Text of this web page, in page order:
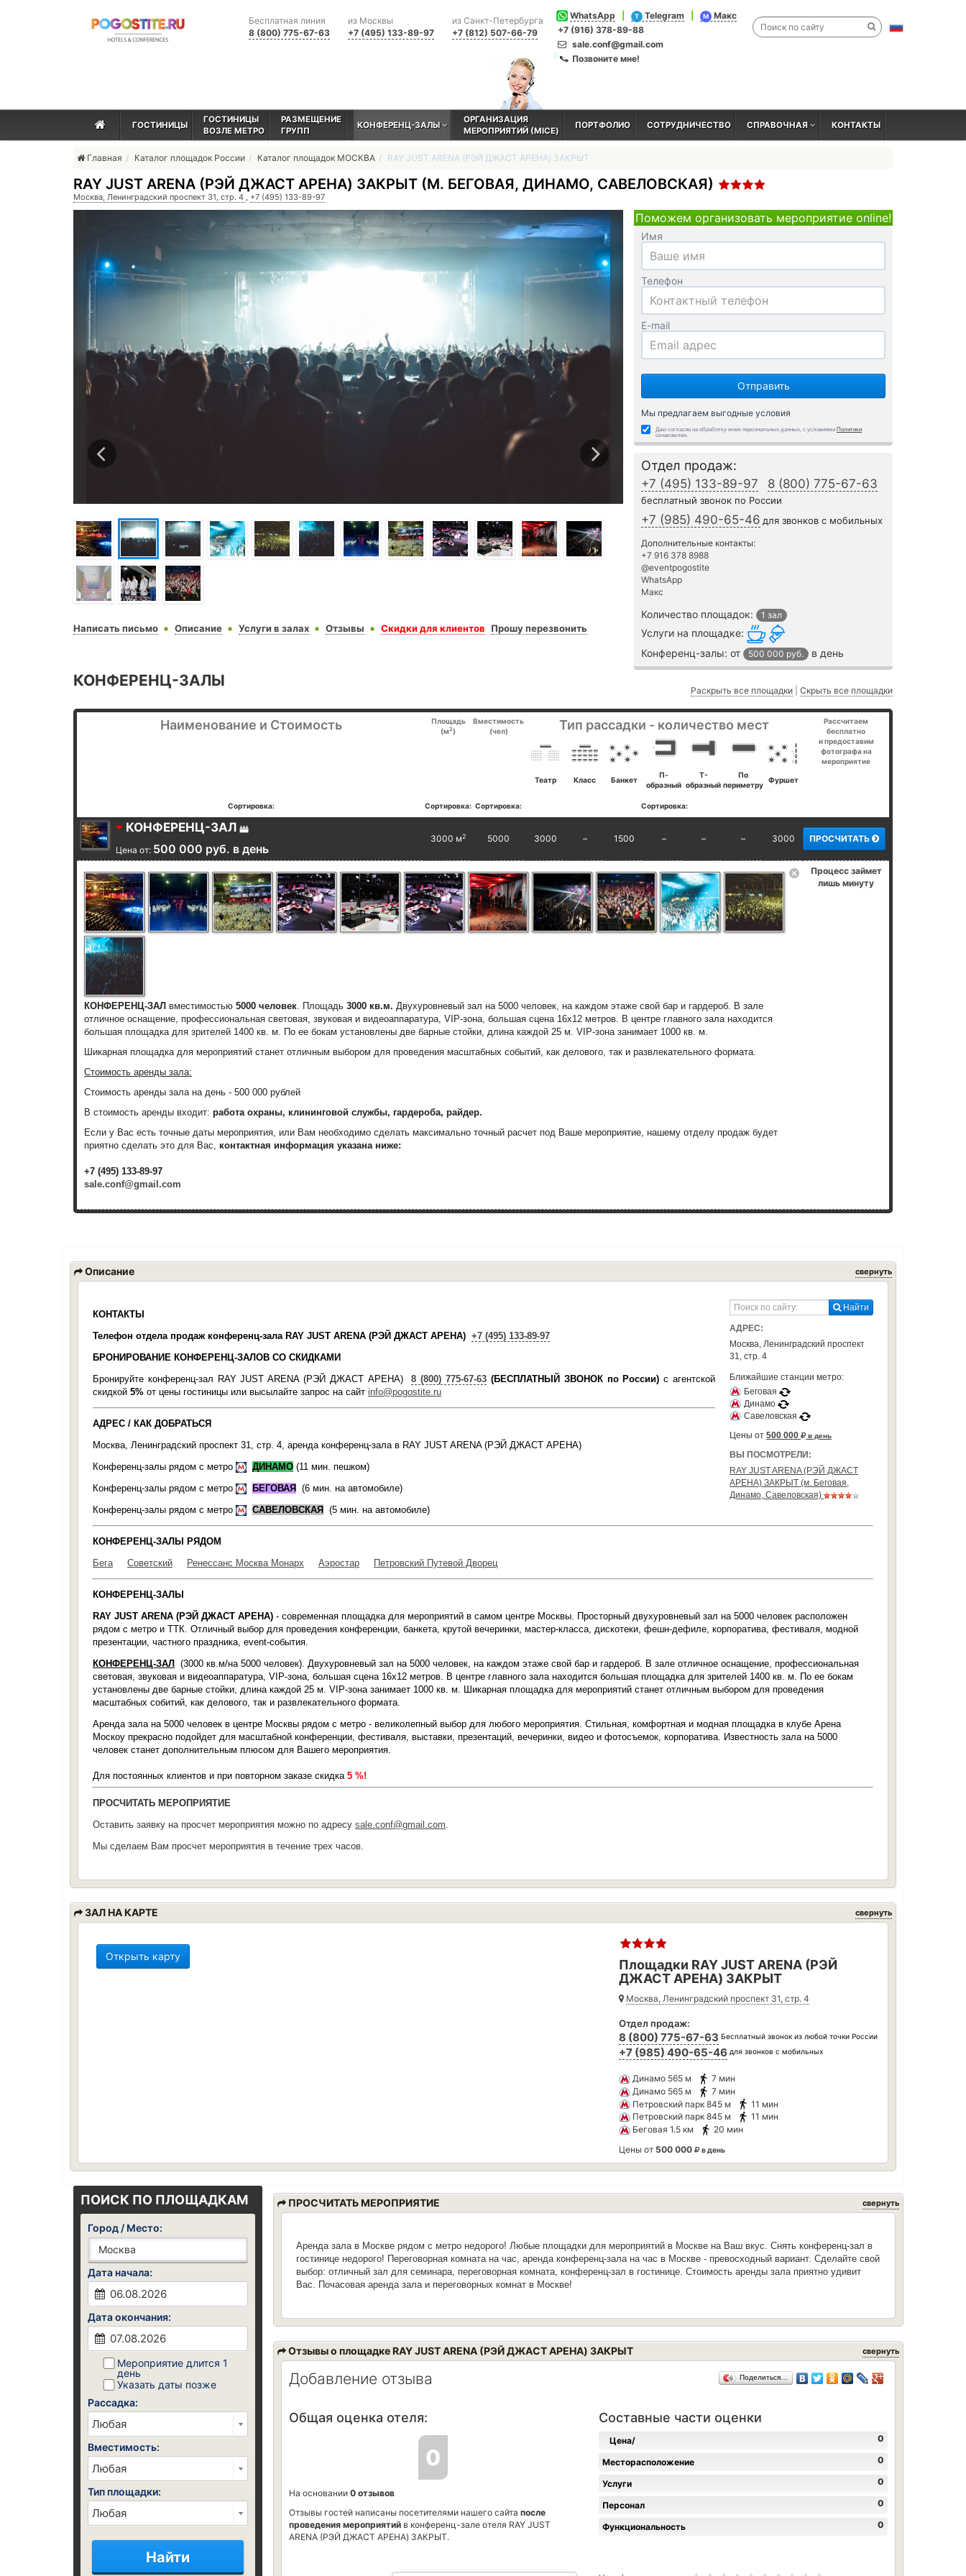
WhatsApp T Telegram M
Макс
+7 (916) 378-89-88
sale.conf@gmail.com
Позвоните мне!
из Санкт-Петербурга
+7 (812) 507-66-79
из Москвы
+7 (495) 133-89-97
Бесплатная линия
8 (800) 775-67-63
ГОСТИНИЦЫ
ГОСТИНИЦЫ
ВОЗЛЕ МЕТРО
РАЗМЕЩЕНИЕ
ГРУПП
КОНФЕРЕНЦ-ЗАЛЫ
ОРГАНИЗАЦИЯ
МЕРОПРИЯТИЙ (MICE)
ПОРТФОЛИО СОТРУДНИЧЕСТВО СПРАВОЧНАЯ КОНТАКТЫ
Главная Каталог площадок России Каталог площадок МОСКВА RAY JUST ARENA (РЭЙ ДЖАСТ АРЕНА) ЗАКРЫТ
RAY JUST ARENA (РЭЙ ДЖАСТ АРЕНА) ЗАКРЫТ (М. БЕГОВАЯ, ДИНАМО, САВЕЛОВСКАЯ)
Москва, Ленинградский проспект 31, стр. 4 , +7 (495) 133-89-97
Написать письмо Описание Услуги в залах Отзывы Скидки для клиентов Прошу перезвонить
Поможем организовать мероприятие online!
Имя
Телефон
E-mail
Мы предлагаем выгодные условия
Даю согласие на обработку моих персональных данных, с условиями Политики
ознакомлен.
Отдел продаж:
+7 (495) 133-89-97 8 (800) 775-67-63
бесплатный звонок по России
+7 (985) 490-65-46 для звонков с мобильных
Дополнительные контакты:
+7 916 378 8988
@eventpogostite
WhatsApp
Макс
Количество площадок: 1 зал
Услуги на площадке:
Конференц-залы: от 500 000 руб. в день
КОНФЕРЕНЦ-ЗАЛЫ
Раскрыть все площадки Скрыть все площадки
Наименование и Стоимость
Площадь
(м2)
Вместимость
(чел)
Тип рассадки - количество мест
Рассчитаем
бесплатно
и предоставим
фотографа на
мероприятие
Театр Класс Банкет
П-
образный
Т-
образный
По
периметру
Фуршет
Сортировка: Сортировка: Сортировка: Сортировка:
КОНФЕРЕНЦ-ЗАЛ
Цена от: 500 000 руб. в день
3000 м2 5000 3000 – 1500 – – – 3000 ПРОСЧИТАТЬ
КОНФЕРЕНЦ-ЗАЛ вместимостью 5000 человек. Площадь 3000 кв.м. Двухуровневый зал на 5000 человек, на каждом этаже свой бар и гардероб. В зале
отличное оснащение, профессиональная световая, звуковая и видеоаппаратура, VIP-зона, большая сцена 16х12 метров. В центре главного зала находится
большая площадка для зрителей 1400 кв. м. По ее бокам установлены две барные стойки, длина каждой 25 м. VIP-зона занимает 1000 кв. м.
Шикарная площадка для мероприятий станет отличным выбором для проведения масштабных событий, как делового, так и развлекательного формата.
Стоимость аренды зала:
Стоимость аренды зала на день - 500 000 рублей
В стоимость аренды входит: работа охраны, клининговой службы, гардероба, райдер.
Если у Вас есть точные даты мероприятия, или Вам необходимо сделать максимально точный расчет под Ваше мероприятие, нашему отделу продаж будет
приятно сделать это для Вас, контактная информация указана ниже:
+7 (495) 133-89-97
sale.conf@gmail.com
Процесс займет
лишь минуту
свернуть
Описание
Найти
АДРЕС:
Москва, Ленинградский проспект
31, стр. 4
Ближайшие станции метро:
Беговая
Динамо
Савеловская
Цены от 500 000 в день
ВЫ ПОСМОТРЕЛИ:
RAY JUST ARENA (РЭЙ ДЖАСТ
АРЕНА) ЗАКРЫТ (м. Беговая,
Динамо, Савеловская)
КОНТАКТЫ
Телефон отдела продаж конференц-зала RAY JUST ARENA (РЭЙ ДЖАСТ АРЕНА) +7 (495) 133-89-97
БРОНИРОВАНИЕ КОНФЕРЕНЦ-ЗАЛОВ СО СКИДКАМИ
Бронируйте конференц-зал RAY JUST ARENA (РЭЙ ДЖАСТ АРЕНА)8 (800) 775-67-63 (БЕСПЛАТНЫЙ ЗВОНОК по России) с агентской
скидкой 5% от цены гостиницы или высылайте запрос на сайт info@pogostite.ru
АДРЕС / КАК ДОБРАТЬСЯ
Москва, Ленинградский проспект 31, стр. 4, аренда конференц-зала в RAY JUST ARENA (РЭЙ ДЖАСТ АРЕНА)
Конференц-залы рядом с метро
ДИНАМО (11 мин. пешком)
Конференц-залы рядом с метро
БЕГОВАЯ (6 мин. на автомобиле)
Конференц-залы рядом с метро
САВЕЛОВСКАЯ (5 мин. на автомобиле)
КОНФЕРЕНЦ-ЗАЛЫ РЯДОМ
Бега
Советский Ренессанс Москва Монарх Аэростар Петровский Путевой Дворец
КОНФЕРЕНЦ-ЗАЛЫ
RAY JUST ARENA (РЭЙ ДЖАСТ АРЕНА) - современная площадка для мероприятий в самом центре Москвы. Просторный двухуровневый зал на 5000 человек расположен
рядом с метро и ТТК. Отличный выбор для проведения конференции, банкета, крутой вечеринки, мастер-класса, дискотеки, фешн-дефиле, корпоратива, фестиваля, модной
презентации, частного праздника, event-события.
КОНФЕРЕНЦ-ЗАЛ
(3000 кв.м/на 5000 человек). Двухуровневый зал на 5000 человек, на каждом этаже свой бар и гардероб. В зале отличное оснащение, профессиональная
световая, звуковая и видеоаппаратура, VIP-зона, большая сцена 16х12 метров. В центре главного зала находится большая площадка для зрителей 1400 кв. м. По ее бокам
установлены две барные стойки, длина каждой 25 м. VIP-зона занимает 1000 кв. м. Шикарная площадка для мероприятий станет отличным выбором для проведения
масштабных собитий, как делового, так и развлекательного формата.
Аренда зала на 5000 человек в центре Москвы рядом с метро - великолепный выбор для любого мероприятия. Стильная, комфортная и модная площадка в клубе Арена
Москоу прекрасно подойдет для масштабной конференции, фестиваля, выставки, презентаций, вечеринки, видео и фотосъемок, корпоратива. Известность зала на 5000
человек станет дополнительным плюсом для Вашего мероприятия.
Для постоянных клиентов и при повторном заказе скидка 5 %!
ПРОСЧИТАТЬ МЕРОПРИЯТИЕ
Оставить заявку на просчет мероприятия можно по адресу sale.conf@gmail.com.
Мы сделаем Вам просчет мероприятия в течение трех часов.
свернуть
ЗАЛ НА КАРТЕ
Открыть карту
Площадки RAY JUST ARENA (РЭЙ
ДЖАСТ АРЕНА) ЗАКРЫТ
Москва, Ленинградский проспект 31, стр. 4
Отдел продаж:
8 (800) 775-67-63 Бесплатный звонок из любой точки России
+7 (985) 490-65-46 для звонков с мобильных
Динамо 565 м
7 мин
Динамо 565 м
7 мин
Петровский парк 845 м
11 мин
Петровский парк 845 м
11 мин
Беговая 1.5 км
20 мин
Цены от 500 000 в день
ПОИСК ПО ПЛОЩАДКАМ
Город / Место:
Дата начала:
Дата окончания:
Мероприятие длится 1
день
Указать даты позже
Рассадка:
Вместимость:
Тип площадки:
Найти
свернуть
ПРОСЧИТАТЬ МЕРОПРИЯТИЕ
Аренда зала в Москве рядом с метро недорого! Любые площадки для мероприятий в Москве на Ваш вкус. Снять конференц-зал в
гостинице недорого! Переговорная комната на час, аренда конференц-зала на час в Москве - превосходный вариант. Сделайте свой
выбор: отличный зал для семинара, переговорная комната, конференц-зал в гостинице. Стоимость аренды зала приятно удивит
Вас. Почасовая аренда зала и переговорных комнат в Москве!
свернуть
Отзывы о площадке RAY JUST ARENA (РЭЙ ДЖАСТ АРЕНА) ЗАКРЫТ
Добавление отзыва Поделиться…
Общая оценка отеля:
0
На основании 0 отзывов
Отзывы гостей написаны посетителями нашего сайта после
проведения мероприятий в конференц-зале отеля RAY JUST
ARENA (РЭЙ ДЖАСТ АРЕНА) ЗАКРЫТ.
Составные части оценки
Цена/
качество
0
Месторасположение 0
Услуги 0
Персонал 0
Функциональность 0